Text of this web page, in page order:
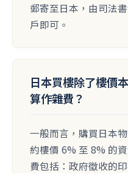
郵寄至日本，由司法
戶即可。
日本買樓除了樓價
算作雜費？
一般而言，購買日本
約樓價 6% 至 8% 的
費包括：政府徵收的